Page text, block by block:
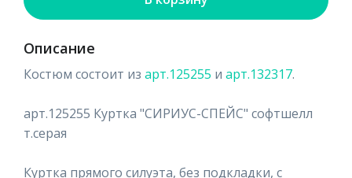
Описание
Костюм состоит из арт.125255 и арт.132317.
арт.125255 Куртка "СИРИУС-СПЕЙС" софтшелл
т.серая
Куртка прямого силуэта, без подкладки, с